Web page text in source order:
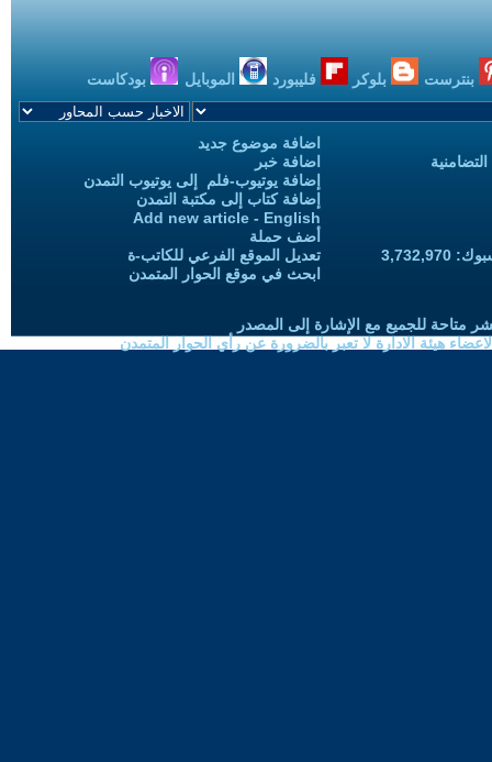
بنترست بلوكر فليبورد الموبايل بودكاست
اضافة موضوع جديد
اضافة خبر
إضافة يوتيوب-فلم إلى يوتيوب التمدن
إضافة كتاب إلى مكتبة التمدن
Add new article - English
أضف حملة
تعديل الموقع الفرعي للكاتب-ة
ابحث في موقع الحوار المتمدن
متاحة للجميع مع الإشارة إلى المصدر
هيئة الادارة لا تعبر بالضرورة عن رأي الحوار المتمدن